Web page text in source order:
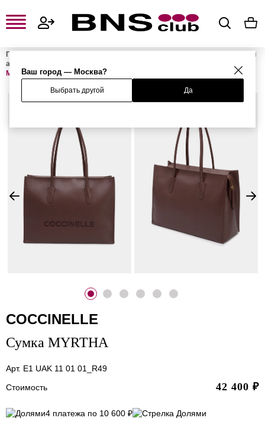
Ваш город — Москва?
Выбрать другой Да
Главная
Женские сумки и
аксессуары
MYRTHA
COCCINELLE
Сумка MYRTHA
Арт. E1 UAK 11 01 01_R49
Стоимость
42 400 ₽
4 платежа по 10 600 ₽